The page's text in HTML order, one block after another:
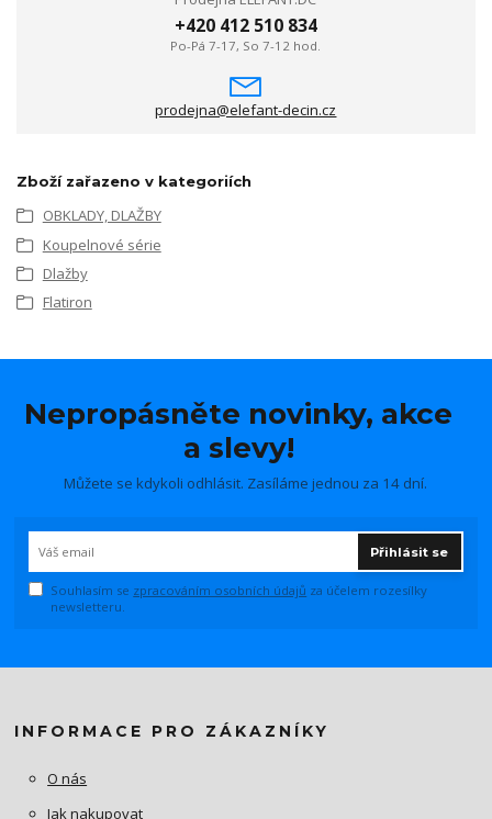
+420 412 510 834
Po-Pá 7-17, So 7-12 hod.
prodejna@elefant-decin.cz
Zboží zařazeno v kategoriích
OBKLADY, DLAŽBY
Koupelnové série
Dlažby
Flatiron
Nepropásněte novinky, akce
a slevy!
Můžete se kdykoli odhlásit. Zasíláme jednou za 14 dní.
Přihlásit se
Souhlasím se zpracováním osobních údajů za účelem rozesílky
newsletteru.
INFORMACE PRO ZÁKAZNÍKY
O nás
Jak nakupovat